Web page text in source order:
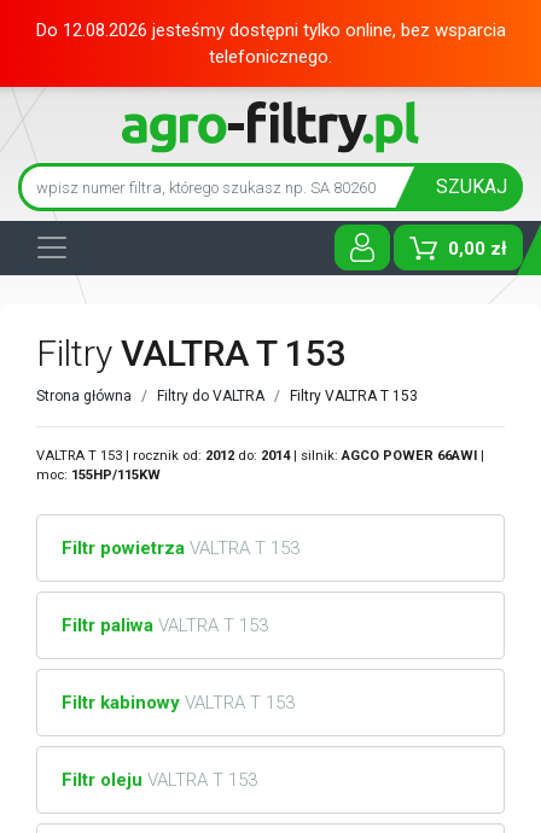
Do 12.08.2026 jesteśmy dostępni tylko online, bez wsparcia
telefonicznego.
SZUKAJ
0,00 zł
Toggle
Filtry VALTRA T 153
Strona główna Filtry do VALTRA Filtry VALTRA T 153
VALTRA T 153 | rocznik od: 2012 do: 2014| silnik:AGCO POWER 66AWI |
moc: 155HP/115KW
Filtr powietrza VALTRA T 153
Filtr paliwa VALTRA T 153
Filtr kabinowy VALTRA T 153
Filtr oleju VALTRA T 153